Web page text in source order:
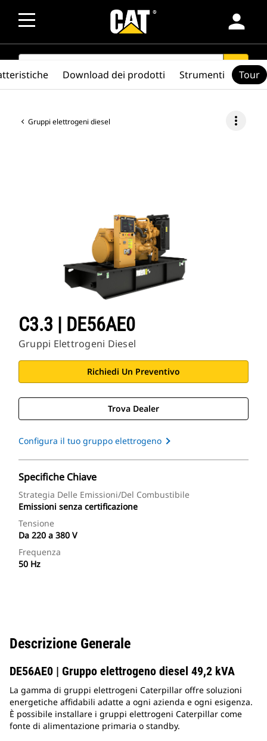
person
SEARCH search
Gruppi elettrogeni diesel more_vert
C3.3 | DE56AE0
Gruppi Elettrogeni Diesel
Richiedi Un Preventivo
Trova Dealer
Configura il tuo gruppo elettrogeno
Specifiche Chiave
Strategia Delle Emissioni/del Combustibile
Emissioni senza certificazione
Tensione
Da 220 a 380 V
Frequenza
50 Hz
Download dei prodotti Strumenti Tour
Descrizione Generale
DE56AE0 | Gruppo elettrogeno diesel 49,2 kVA
La gamma di gruppi elettrogeni Caterpillar offre soluzioni
energetiche affidabili adatte a ogni azienda e ogni esigenza.
È possibile installare i gruppi elettrogeni Caterpillar come
fonte di alimentazione primaria o standby.